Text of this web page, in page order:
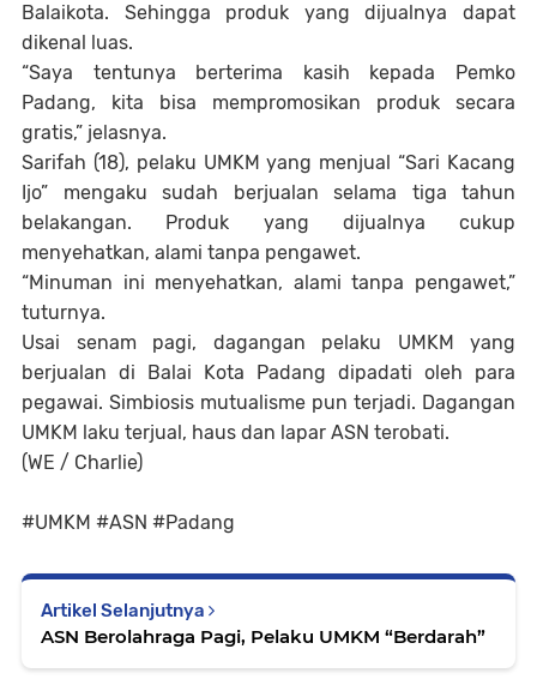
Balaikota. Sehingga produk yang dijualnya dapat
dikenal luas.
“Saya tentunya berterima kasih kepada Pemko
Padang, kita bisa mempromosikan produk secara
gratis,” jelasnya.
Sarifah (18), pelaku UMKM yang menjual “Sari Kacang
Ijo” mengaku sudah berjualan selama tiga tahun
belakangan. Produk yang dijualnya cukup
menyehatkan, alami tanpa pengawet.
“Minuman ini menyehatkan, alami tanpa pengawet,”
tuturnya.
Usai senam pagi, dagangan pelaku UMKM yang
berjualan di Balai Kota Padang dipadati oleh para
pegawai. Simbiosis mutualisme pun terjadi. Dagangan
UMKM laku terjual, haus dan lapar ASN terobati.
(WE / Charlie)
#UMKM #ASN #Padang
Artikel Selanjutnya
ASN Berolahraga Pagi, Pelaku UMKM “Berdarah”